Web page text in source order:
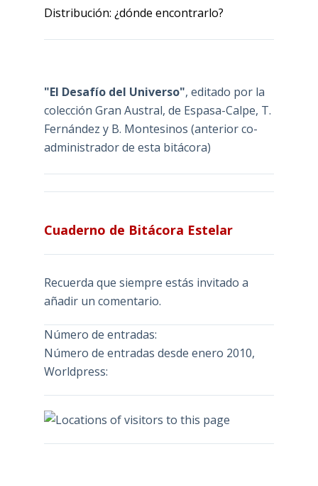
Distribución: ¿dónde encontrarlo?
"El Desafío del Universo", editado por la
colección Gran Austral, de Espasa-Calpe, T.
Fernández y B. Montesinos (anterior co-
administrador de esta bitácora)
Cuaderno de Bitácora Estelar
Recuerda que siempre estás invitado a
añadir un comentario.
Número de entradas:
Número de entradas desde enero 2010,
Worldpress: